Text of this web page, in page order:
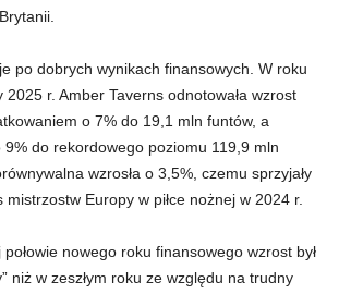
po dobrych wynikach finansowych. W roku
r. Amber Taverns odnotowała wzrost
o 7% do 19,1 mln funtów, a
9% do rekordowego poziomu 119,9 mln
wzrosła o 3,5%, czemu sprzyjały
Europy w piłce nożnej w 2024 r.
nowego roku finansowego wzrost był
niż w zeszłym roku ze względu na trudny